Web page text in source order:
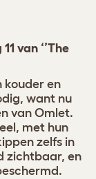
van ‘’The
kouder en
want nu
van Omlet.
met hun
zelfs in
zichtbaar, en